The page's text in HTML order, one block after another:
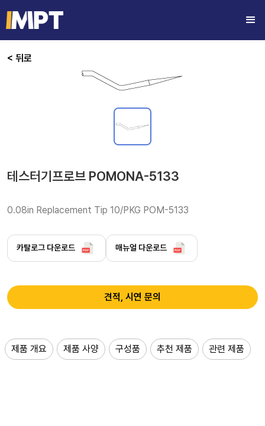
< 뒤로
테스터기프로브 POMONA-5133
0.08in Replacement Tip 10/PKG POM-5133
카탈로그 다운로드 매뉴얼 다운로드
견적, 시연 문의
제품 개요 제품 사양 구성품 추천 제품 관련 제품